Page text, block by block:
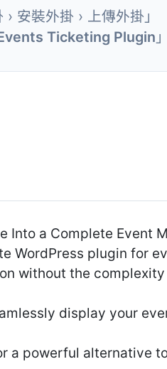
裝外掛 › 上傳外掛」
Ticketing Plugin
Into a Complete Event
WordPress plugin for
without the
display your
a powerful alternative